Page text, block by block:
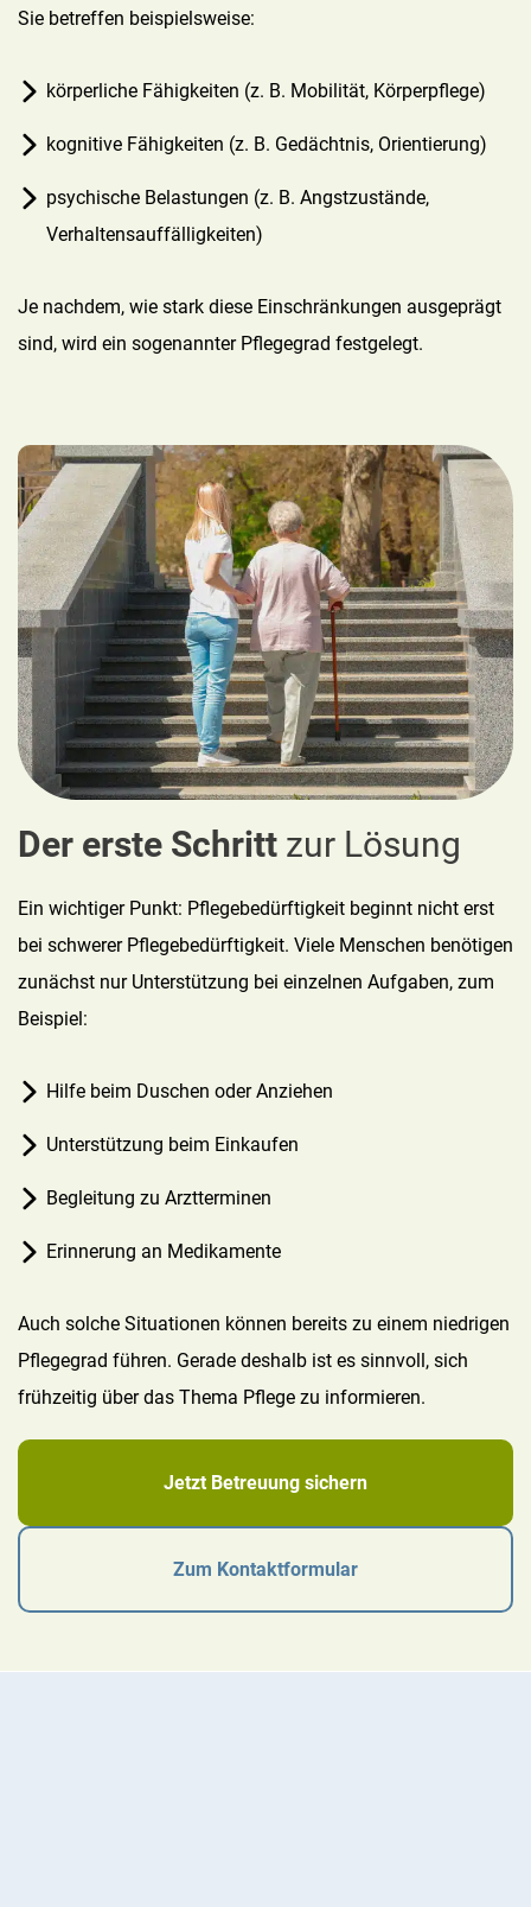
Sie betreffen beispielsweise:
körperliche Fähigkeiten (z. B. Mobilität, Körperpflege)
kognitive Fähigkeiten (z. B. Gedächtnis, Orientierung)
psychische Belastungen (z. B. Angstzustände,
Verhaltensauffälligkeiten)
Je nachdem, wie stark diese Einschränkungen ausgeprägt
sind, wird ein sogenannter Pflegegrad festgelegt.
Der erste Schritt zur Lösung
Ein wichtiger Punkt: Pflegebedürftigkeit beginnt nicht erst
bei schwerer Pflegebedürftigkeit. Viele Menschen benötigen
zunächst nur Unterstützung bei einzelnen Aufgaben, zum
Beispiel:
Hilfe beim Duschen oder Anziehen
Unterstützung beim Einkaufen
Begleitung zu Arztterminen
Erinnerung an Medikamente
Auch solche Situationen können bereits zu einem niedrigen
Pflegegrad führen. Gerade deshalb ist es sinnvoll, sich
frühzeitig über das Thema Pflege zu informieren.
Jetzt Betreuung sichern
Zum Kontaktformular